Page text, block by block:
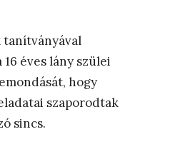
tanítványával
éves lány szülei
hogy
szaporodtak
sincs.